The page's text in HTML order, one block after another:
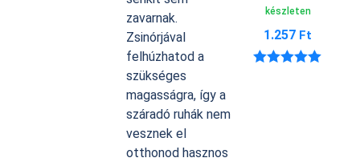
zavarnak.
Zsinórjával
felhúzhatod a
szükséges
magasságra, így a
száradó ruhák nem
vesznek el
otthonod hasznos
készleten
1.257 Ft